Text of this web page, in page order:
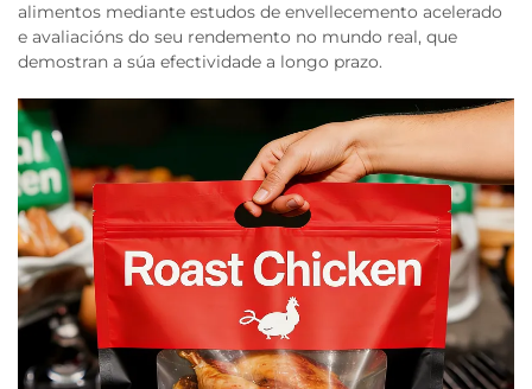
alimentos mediante estudos de envellecemento acelerado
e avaliacións do seu rendemento no mundo real, que
demostran a súa efectividade a longo prazo.